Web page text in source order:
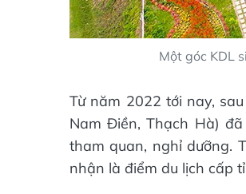
Một góc KDL
Từ năm 2022 tới nay,
Nam Điền, Thạch Hà)
tham quan, nghỉ dưỡng.
nhận là điểm du lịch cấp